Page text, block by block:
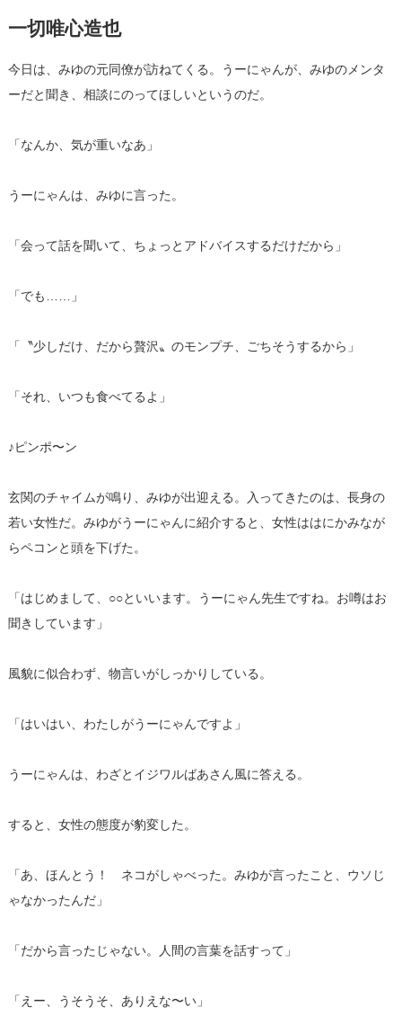
一切唯心造也
今日は、みゆの元同僚が訪ねてくる。うーにゃんが、みゆのメンタ
ーだと聞き、相談にのってほしいというのだ。
「なんか、気が重いなあ」
うーにゃんは、みゆに言った。
「会って話を聞いて、ちょっとアドバイスするだけだから」
「でも……」
「〝少しだけ、だから贅沢〟のモンプチ、ごちそうするから」
「それ、いつも食べてるよ」
♪ピンポ〜ン
玄関のチャイムが鳴り、みゆが出迎える。入ってきたのは、長身の
若い女性だ。みゆがうーにゃんに紹介すると、女性ははにかみなが
らペコンと頭を下げた。
「はじめまして、○○といいます。うーにゃん先生ですね。お噂はお
聞きしています」
風貌に似合わず、物言いがしっかりしている。
「はいはい、わたしがうーにゃんですよ」
うーにゃんは、わざとイジワルばあさん風に答える。
すると、女性の態度が豹変した。
「あ、ほんとう！ ネコがしゃべった。みゆが言ったこと、ウソじ
ゃなかったんだ」
「だから言ったじゃない。人間の言葉を話すって」
「えー、うそうそ、ありえな〜い」